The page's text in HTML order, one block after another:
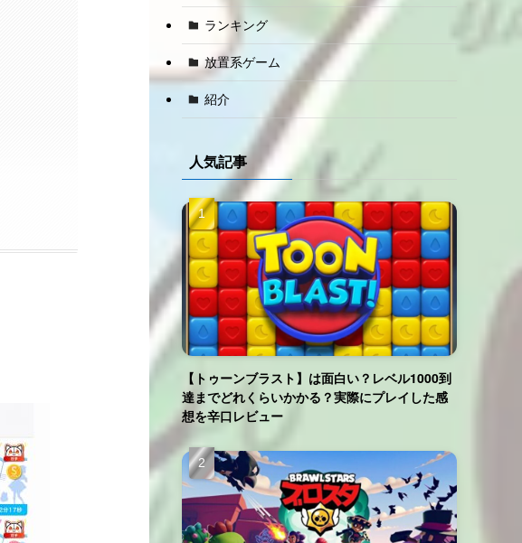
ランキング
放置系ゲーム
紹介
人気記事
【トゥーンブラスト】は面白い？レベル1000到
達までどれくらいかかる？実際にプレイした感
想を辛口レビュー